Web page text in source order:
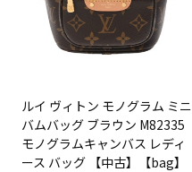
ルイ ヴィトン モノグラム ミニ
バムバッグ ブラウン M82335
モノグラムキャンバス レディ
ース バッグ 【中古】【bag】